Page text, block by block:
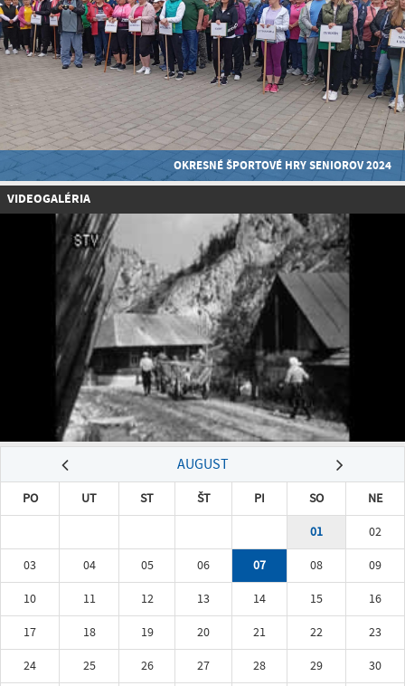
OKRESNÉ ŠPORTOVÉ HRY SENIOROV 2024
VIDEOGALÉRIA
AUGUST
PO UT ST ŠT PI SO
NE
01
02
03
04 05 06 07 08
09
10
11 12 13 14 15
16
17
18 19 20 21 22
23
24
25 26 27 28 29
30